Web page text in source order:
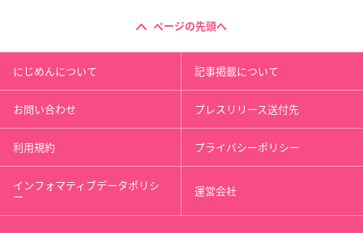
ページの先頭へ
にじめんについて 記事掲載について
お問い合わせ プレスリリース送付先
利用規約 プライバシーポリシー
インフォマティブデータポリシ
ー 運営会社